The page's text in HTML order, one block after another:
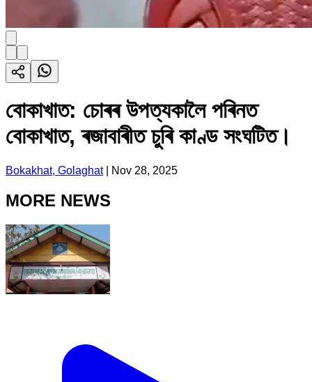
বোকাখাত: চোৰৰ উপত্যকালৈ পৰিনত
বোকাখাত, ৰজাবাৰীত চুৰি কাণ্ড সংঘটিত।
Bokakhat, Golaghat| Nov 28, 2025
MORE NEWS